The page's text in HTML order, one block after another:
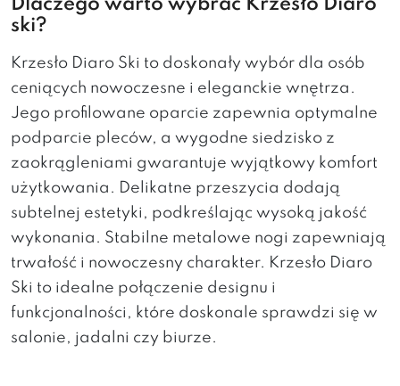
Dlaczego warto wybrać Krzesło Diaro
ski?
Krzesło Diaro Ski to doskonały wybór dla osób
ceniących nowoczesne i eleganckie wnętrza.
Jego profilowane oparcie zapewnia optymalne
podparcie pleców, a wygodne siedzisko z
zaokrągleniami gwarantuje wyjątkowy komfort
użytkowania. Delikatne przeszycia dodają
subtelnej estetyki, podkreślając wysoką jakość
wykonania. Stabilne metalowe nogi zapewniają
trwałość i nowoczesny charakter. Krzesło Diaro
Ski to idealne połączenie designu i
funkcjonalności, które doskonale sprawdzi się w
salonie, jadalni czy biurze.